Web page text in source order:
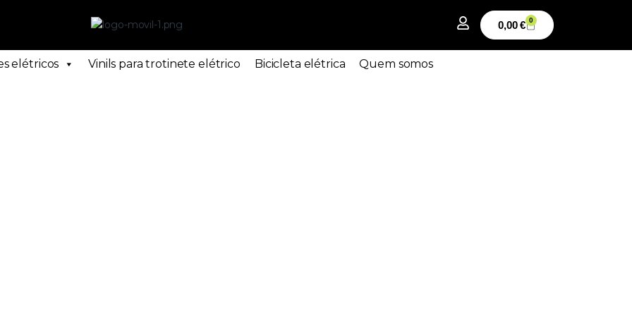
0,00€ 0
elétricos Vinils para trotinete elétrico Bicicleta elétrica Quem somos